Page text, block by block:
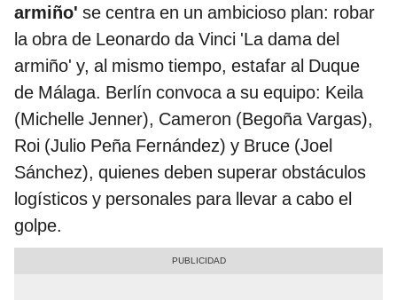
armiño' se centra en un ambicioso plan: robar
la obra de Leonardo da Vinci 'La dama del
armiño' y, al mismo tiempo, estafar al Duque
de Málaga. Berlín convoca a su equipo: Keila
(Michelle Jenner), Cameron (Begoña Vargas),
Roi (Julio Peña Fernández) y Bruce (Joel
Sánchez), quienes deben superar obstáculos
logísticos y personales para llevar a cabo el
golpe.